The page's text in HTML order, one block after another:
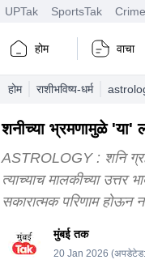
UPTak SportsTak
होम वाचा
होम राशीभविष्य-धर्म
शनीच्या भ्रमणामुळे 'या'
ASTROLOGY : शनि
त्याच्याच मालकीच्या उत्तर
सकारात्मक परिणाम होऊन
मुंबई तक
20 Jan 2026 (अपडेटेड: